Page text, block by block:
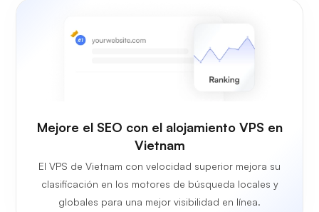
Mejore el SEO con el alojamiento VPS en
Vietnam
El VPS de Vietnam con velocidad superior mejora su
clasificación en los motores de búsqueda locales y
globales para una mejor visibilidad en línea.